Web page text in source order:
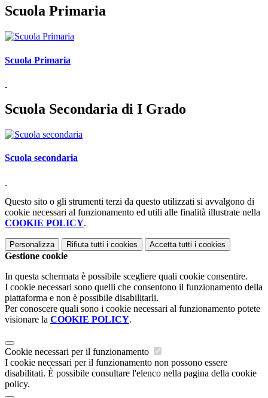
Scuola Primaria
Scuola Primaria
Scuola Secondaria di I Grado
Scuola secondaria
Questo sito o gli strumenti terzi da questo utilizzati si avvalgono di
cookie necessari al funzionamento ed utili alle finalità illustrate nella
COOKIE POLICY.
Personalizza Rifiuta tutti i cookies Accetta tutti i cookies
Gestione cookie
In questa schermata è possibile scegliere quali cookie consentire.
I cookie necessari sono quelli che consentono il funzionamento della
piattaforma e non è possibile disabilitarli.
Per conoscere quali sono i cookie necessari al funzionamento potete
visionare la COOKIE POLICY.
Cookie necessari per il funzionamento
I cookie necessari per il funzionamento non possono essere
disabilitati. È possibile consultare l'elenco nella pagina della cookie
policy.